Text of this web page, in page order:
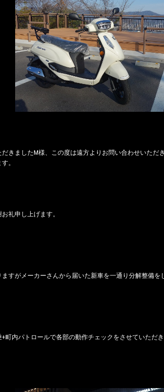
きましたM様、この度は遠方よりお問い合わせいただ
。
礼申し上げます。
ますがメーカーさんから届いた新車を一通り分解整備を
町内パトロールで各部の動作チェックをさせていただき